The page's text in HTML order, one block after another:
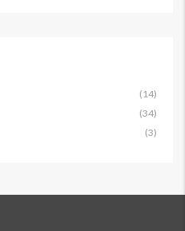
(14)
(34)
(3)